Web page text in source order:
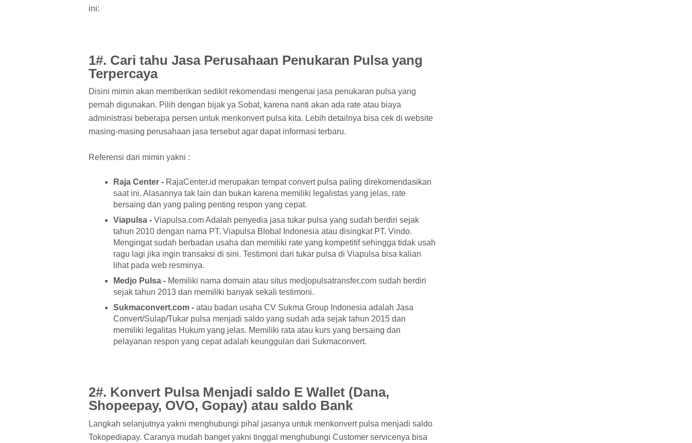
ini:
1#. Cari tahu Jasa Perusahaan Penukaran Pulsa yang
Terpercaya
Disini mimin akan memberikan sedikit rekomendasi mengenai jasa penukaran pulsa yang
pernah digunakan. Pilih dengan bijak ya Sobat, karena nanti akan ada rate atau biaya
administrasi beberapa persen untuk menkonvert pulsa kita. Lebih detailnya bisa cek di website
masing-masing perusahaan jasa tersebut agar dapat informasi terbaru.
Referensi dari mimin yakni :
Raja Center - RajaCenter.id merupakan tempat convert pulsa paling direkomendasikan
saat ini. Alasannya tak lain dan bukan karena memiliki legalistas yang jelas, rate
bersaing dan yang paling penting respon yang cepat.
Viapulsa - Viapulsa.com Adalah penyedia jasa tukar pulsa yang sudah berdiri sejak
tahun 2010 dengan nama PT. Viapulsa Blobal Indonesia atau disingkat PT. Vindo.
Mengingat sudah berbadan usaha dan memiliki rate yang kompetitif sehingga tidak usah
ragu lagi jika ingin transaksi di sini. Testimoni dari tukar pulsa di Viapulsa bisa kalian
lihat pada web resminya.
Medjo Pulsa - Memiliki nama domain atau situs medjopulsatransfer.com sudah berdiri
sejak tahun 2013 dan memiliki banyak sekali testimoni.
Sukmaconvert.com - atau badan usaha CV Sukma Group Indonesia adalah Jasa
Convert/Sulap/Tukar pulsa menjadi saldo yang sudah ada sejak tahun 2015 dan
memiliki legalitas Hukum yang jelas. Memiliki rata atau kurs yang bersaing dan
pelayanan respon yang cepat adalah keunggulan dari Sukmaconvert.
2#. Konvert Pulsa Menjadi saldo E Wallet (Dana,
Shopeepay, OVO, Gopay) atau saldo Bank
Langkah selanjutnya yakni menghubungi pihal jasanya untuk menkonvert pulsa menjadi saldo
Tokopediapay. Caranya mudah banget yakni tinggal menghubungi Customer servicenya bisa